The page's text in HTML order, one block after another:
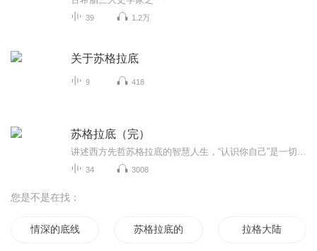
39 1.2万
关于苏格拉底
9 418
苏格拉底（完）
34 3008
您是不是在找：
情深的底线 苏格拉底的辩护 拉格大陆